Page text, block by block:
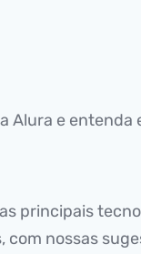
Alura e entenda
principais
nossas